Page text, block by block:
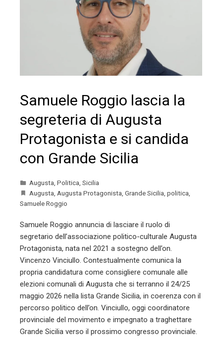
Samuele Roggio lascia la
segreteria di Augusta
Protagonista e si candida
con Grande Sicilia
Augusta Politica Sicilia
Augusta Augusta Protagonista Grande Sicilia politica
Samuele Roggio
Samuele Roggio annuncia di lasciare il ruolo di
segretario dell’associazione politico-culturale Augusta
Protagonista, nata nel 2021 a sostegno dell’on.
Vincenzo Vinciullo. Contestualmente comunica la
propria candidatura come consigliere comunale alle
elezioni comunali di Augusta che si terranno il 24/25
maggio 2026 nella lista Grande Sicilia, in coerenza con il
percorso politico dell’on. Vinciullo, oggi coordinatore
provinciale del movimento e impegnato a traghettare
Grande Sicilia verso il prossimo congresso provinciale.